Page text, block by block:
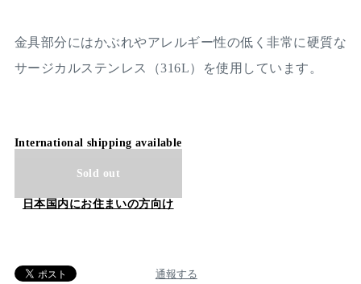
金具部分にはかぶれやアレルギー性の低く非常に硬質な
サージカルステンレス（316L）を使用しています。
International shipping available
Sold out
日本国内にお住まいの方向け
通報する